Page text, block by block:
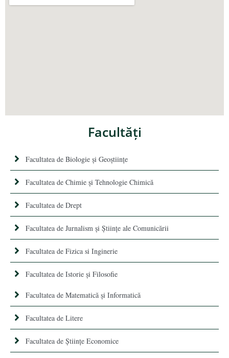
Facultăţi
Facultatea de Biologie și Geoștiințe
Facultatea de Chimie şi Tehnologie Chimică
Facultatea de Drept
Facultatea de Jurnalism şi Ştiinţe ale Comunicării
Facultatea de Fizica si Inginerie
Facultatea de Istorie şi Filosofie
Facultatea de Matematică şi Informatică
Facultatea de Litere
Facultatea de Științe Economice